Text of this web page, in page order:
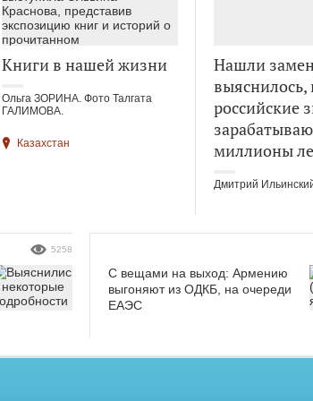
Книги в нашей жизни
Ольга ЗОРИНА. Фото Талгата
ГАЛИМОВА.
Казахстан
Нашли
выяснилось,
российские
миллионы
Дмитрий
5258
С вещами на выход: Армению
выгоняют из ОДКБ, на очереди
ЕАЭС